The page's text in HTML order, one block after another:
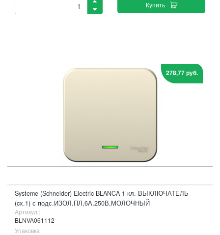
Купить
278,77 руб.
Systeme (Schneider) Electric BLANCA 1-кл. ВЫКЛЮЧАТЕЛЬ
(cх.1) с подс.ИЗОЛ.ПЛ,6А,250В,МОЛОЧНЫЙ
Артикул :
BLNVA061112
Упаковка